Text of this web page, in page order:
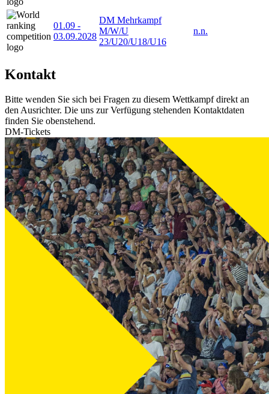
01.09 -
03.09.2028
DM Mehrkampf
M/W/U
23/U20/U18/U16
n.n.
Kontakt
Bitte wenden Sie sich bei Fragen zu diesem Wettkampf direkt an
den Ausrichter. Die uns zur Verfügung stehenden Kontaktdaten
finden Sie obenstehend.
DM-Tickets